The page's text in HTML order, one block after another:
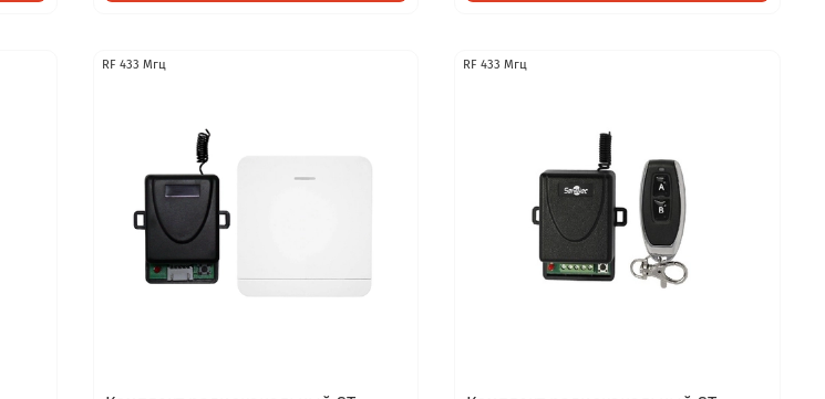
RF 433 Мгц RF 433 Мгц